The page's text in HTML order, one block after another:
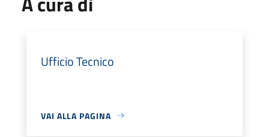
Ufficio Tecnico
VAI ALLA PAGINA